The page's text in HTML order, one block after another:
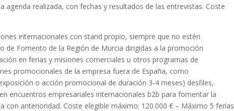
realizada, con fechas y resultados de las entrevistas. Coste
internacionales con stand propio, siempre que no estén
de Fomento de la Región de Murcia dirigidas a la promoción
en ferias y misiones comerciales u otros programas de
promocionales de la empresa fuera de España, como
o acción promocional de duración 3-4 meses) desfiles,
encuentros empresariales internacionales b2b para fomentar la
con anterioridad. Coste elegible máximo: 120.000 € – Máximo 5 ferias